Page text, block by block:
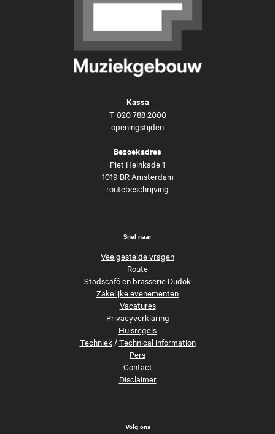
Kassa
T 020 788 2000
openingstijden
Bezoekadres
Piet Heinkade 1
1019 BR Amsterdam
routebeschrijving
Snel naar
Veelgestelde vragen
Route
Stadscafé en brasserie Dudok
Zakelijke evenementen
Vacatures
Privacyverklaring
Huisregels
Techniek/Technical information
Pers
Contact
Disclaimer
Volg ons